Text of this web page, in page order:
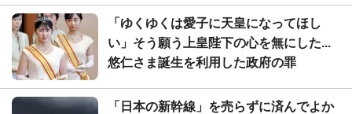
「ゆくゆくは愛子に天皇になってほし
い」そう願う上皇陛下の心を無にした...
悠仁さま誕生を利用した政府の罪
「日本の新幹線」を売らずに済んでよか